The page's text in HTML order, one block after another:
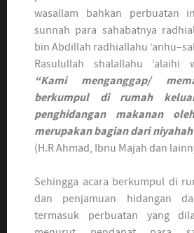
wasallam bahkan perbuatan
sunnah para sahabatnya
bin Abdillah radhiallahu
Rasulullah shalallahu ‘alaihi
“Kami menganggap/
berkumpul di rumah
penghidangan makanan
merupakan bagian dari
(H.R Ahmad, Ibnu Majah dan
Sehingga acara berkumpul di
dan penjamuan hidangan
termasuk perbuatan yang